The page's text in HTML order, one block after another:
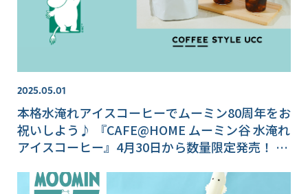
2025.05.01
本格水淹れアイスコーヒーでムーミン80周年をお
祝いしよう♪ 『CAFE@HOME ムーミン谷 水淹れ
アイスコーヒー』4月30日から数量限定発売！ 数
に便利な可愛いボトルも♡